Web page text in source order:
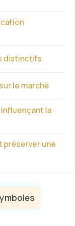
distinctifs
le marché
la
préserver une